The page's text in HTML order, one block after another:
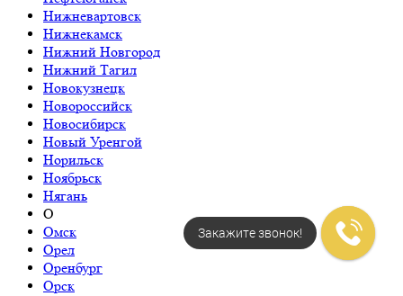
Нижневартовск
Нижнекамск
Нижний Новгород
Нижний Тагил
Новокузнецк
Новороссийск
Новосибирск
Новый Уренгой
Норильск
Ноябрьск
Нягань
О
Омск
Орел
Оренбург
Орск
Закажите звонок!